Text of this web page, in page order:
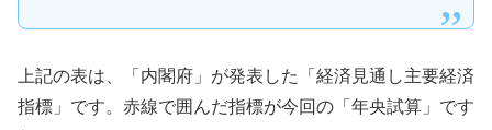
上記の表は、「内閣府」が発表した「経済見通し主要経済
指標」です。赤線で囲んだ指標が今回の「年央試算」です